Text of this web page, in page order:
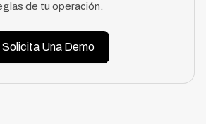
de tu operación.
Solicita Una Demo